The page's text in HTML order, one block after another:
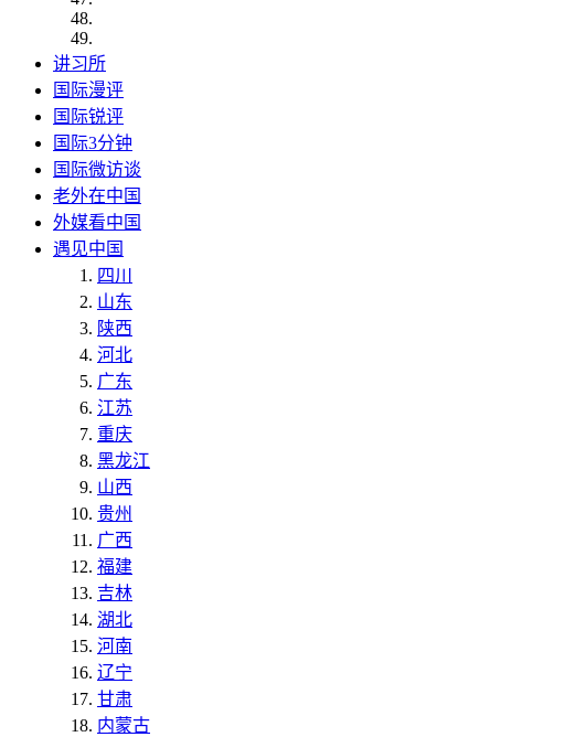
讲习所
国际漫评
国际锐评
国际3分钟
国际微访谈
老外在中国
外媒看中国
遇见中国
四川
山东
陕西
河北
广东
江苏
重庆
黑龙江
山西
贵州
广西
福建
吉林
湖北
河南
辽宁
甘肃
内蒙古